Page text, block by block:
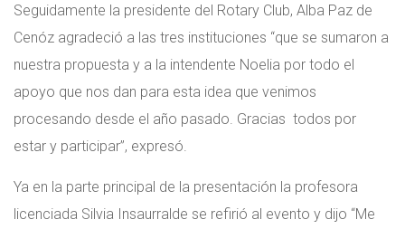
Seguidamente la presidente del Rotary Club, Alba Paz de
Cenóz agradeció a las tres instituciones “que se sumaron a
nuestra propuesta y a la intendente Noelia por todo el
apoyo que nos dan para esta idea que venimos
procesando desde el año pasado. Gracias todos por
estar y participar”, expresó.
Ya en la parte principal de la presentación la profesora
licenciada Silvia Insaurralde se refirió al evento y dijo “Me